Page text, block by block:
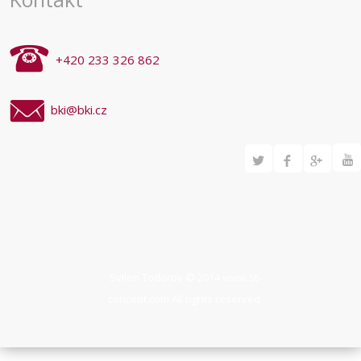
+420 233 326 862
bki@bki.cz